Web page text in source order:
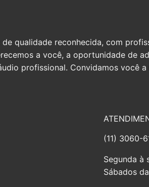
qualidade reconhecida, com
a você, a oportunidade de
profissional. Convidamos você
(11) 3060-
Segunda à
Sábados